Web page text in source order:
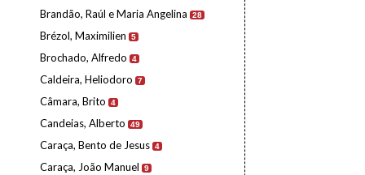
Brandão, Raúl e Maria Angelina 28
Brézol, Maximilien 5
Brochado, Alfredo 4
Caldeira, Heliodoro 7
Câmara, Brito 4
Candeias, Alberto 49
Caraça, Bento de Jesus 4
Caraça, João Manuel 9